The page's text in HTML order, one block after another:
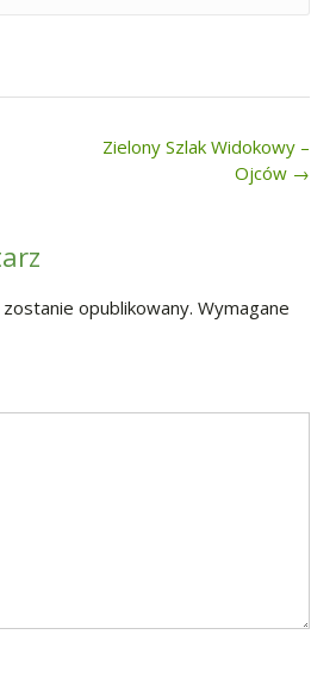
Zielony Szlak Widokowy –
Ojców →
opublikowany. Wymagane